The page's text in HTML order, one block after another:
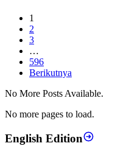
1
2
3
…
596
Berikutnya
No More Posts Available.
No more pages to load.
English Edition